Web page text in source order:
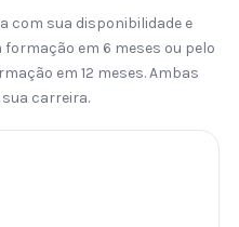
com sua disponibilidade e
em 6 meses ou pelo
em 12 meses. Ambas
carreira.